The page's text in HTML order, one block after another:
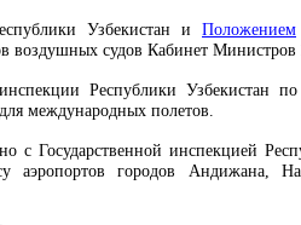
Узбекистан и Положением
воздушных судов Кабинет Министров
Республики Узбекистан
международных полетов.
Государственной инспекцией
аэропортов городов